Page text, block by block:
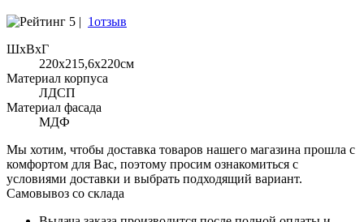
5 | 1отзыв
ШхВхГ
220x215,6х220см
Материал корпуса
ЛДСП
Материал фасада
МДФ
Мы хотим, чтобы доставка товаров нашего магазина прошла с
комфортом для Вас, поэтому просим ознакомиться с
условиями доставки и выбрать подходящий вариант.
Самовывоз со склада